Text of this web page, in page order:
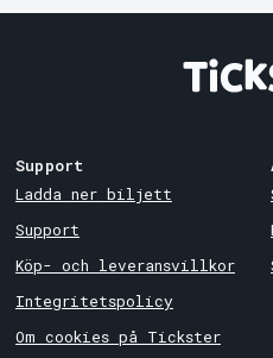
Support
Ladda ner biljett
Support
Köp- och leveransvillkor
Integritetspolicy
Om cookies på Tickster